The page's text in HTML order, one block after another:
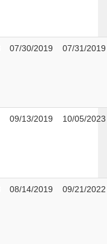
07/30/2019 07/31/2019
09/13/2019 10/05/2023
08/14/2019 09/21/2022